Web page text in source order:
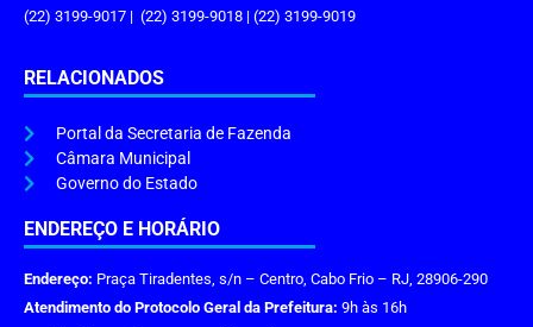
(22) 3199-9017 | (22) 3199-9018 | (22) 3199-9019
RELACIONADOS
Portal da Secretaria de Fazenda
Câmara Municipal
Governo do Estado
ENDEREÇO E HORÁRIO
Endereço: Praça Tiradentes, s/n – Centro, Cabo Frio – RJ, 28906-290
Atendimento do Protocolo Geral da Prefeitura: 9h às 16h